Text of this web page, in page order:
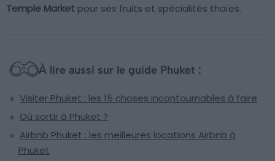
Temple Market pour ses fruits et spécialités thaïes.
À lire aussi sur le guide Phuket :
Visiter Phuket : les 15 choses incontournables à faire
Où sortir à Phuket ?
Airbnb Phuket : les meilleures locations Airbnb à
Phuket